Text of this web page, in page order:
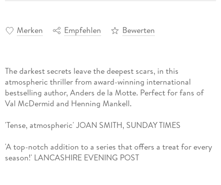
Merken Empfehlen Bewerten
The darkest secrets leave the deepest scars, in this
atmospheric thriller from award-winning international
bestselling author, Anders de la Motte. Perfect for fans of
Val McDermid and Henning Mankell.
'Tense, atmospheric' JOAN SMITH, SUNDAY TIMES
'A top-notch addition to a series that offers a treat for every
season!' LANCASHIRE EVENING POST